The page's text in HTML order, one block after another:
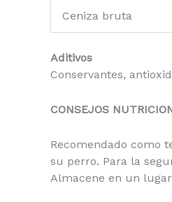
Ceniza bruta
Aditivos
Conservantes,
CONSEJOS
Recomendado como
su perro. Para la
Almacene en un